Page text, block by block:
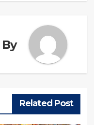
By
Related Post